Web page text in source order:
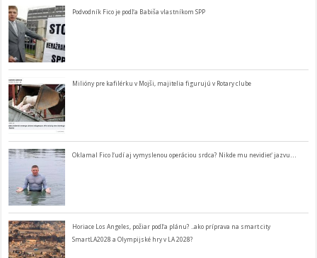
Podvodník Fico je podľa Babiša vlastníkom SPP
Milióny pre kafilérku v Mojši, majitelia figurujú v Rotary clube
Oklamal Fico ľudí aj vymyslenou operáciou srdca? Nikde mu nevidieť jazvu…
Horiace Los Angeles, požiar podľa plánu? ..ako príprava na smart city
SmartLA2028 a Olympijské hry v LA 2028?